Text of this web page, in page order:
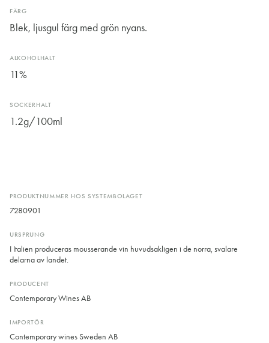
PRODUKTNUMMER HOS SYSTEMBOLAGET
7280901
URSPRUNG
I Italien produceras mousserande vin huvudsakligen i de norra, svalare
delarna av landet.
PRODUCENT
Contemporary Wines AB
IMPORTÖR
Contemporary wines Sweden AB
FÄRG
Blek, ljusgul färg med grön nyans.
ALKOHOLHALT
11%
SOCKERHALT
1.2g/100ml